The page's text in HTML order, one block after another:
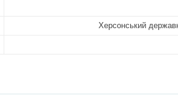
Херсонський